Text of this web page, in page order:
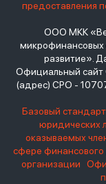
предоставления
ООО МКК
развитие».
Официальный
(адрес) СРО -
Базовый
юридических
оказываемых
сфере
организации